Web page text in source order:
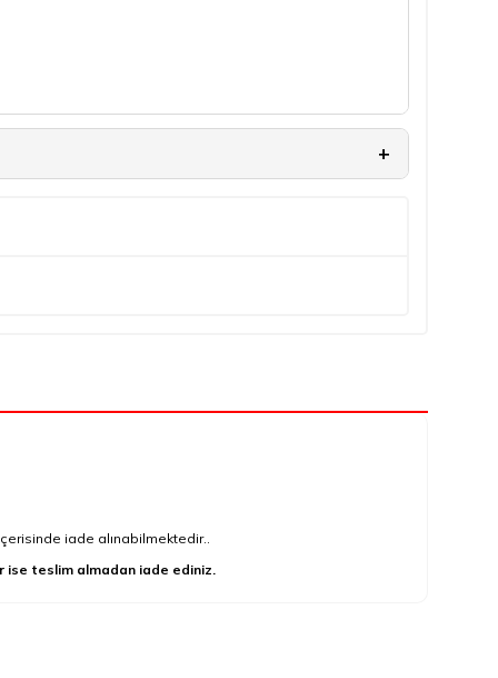
iade alınabilmektedir..
ise teslim almadan iade ediniz.